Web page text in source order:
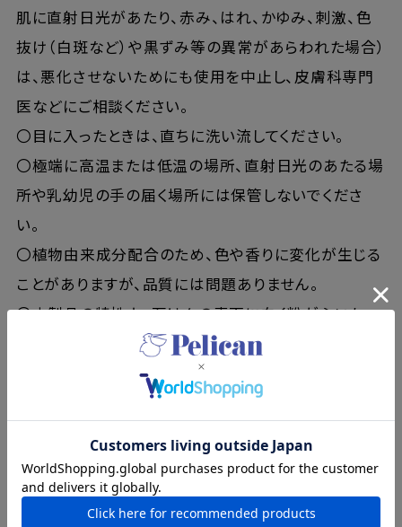
肌に直射日光があたり、赤み、はれ、かゆみ、刺激、色
抜け（白斑など）や黒ずみ等の異常があらわれた場合）
は、悪化させないためにも使用を中止し、皮膚科専門
医などにご相談ください。
〇目に入ったときは、直ちに洗い流してください。
〇極端に高温または低温の場所、直射日光のあたる場
所や乳幼児の手の届く場所には保管しないでくださ
い。
〇植物由来成分配合のため、色や香りに変化が生じる
ことがありますが、品質には問題ありません。
〇本製品の特性上、石けんの表面に白く粉がふいた
り、縞模様などが入っている場合がありますが品質に
は問題ありません。
この商品を問い合わせる
商品レビュー